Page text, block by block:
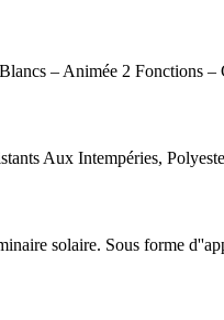
– Animée 2 Fonctions –
Aux Intempéries,
solaire. Sous forme